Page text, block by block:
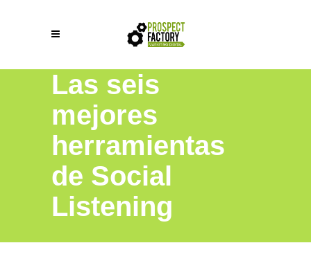
Las seis
mejores
herramientas
de Social
Listening